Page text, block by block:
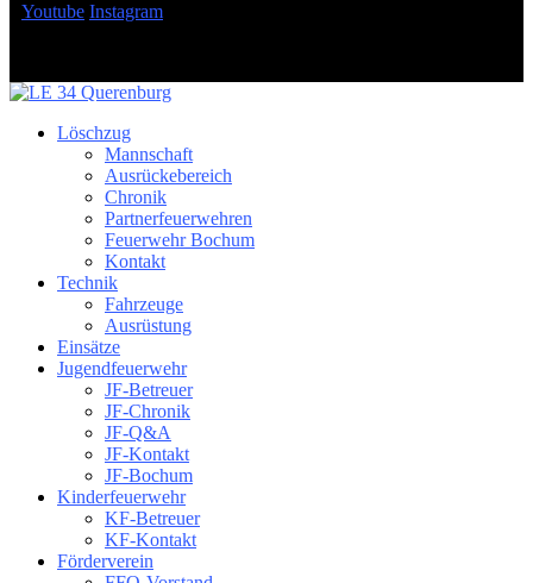
Youtube Instagram
Löschzug
Mannschaft
Ausrückebereich
Chronik
Partnerfeuerwehren
Feuerwehr Bochum
Kontakt
Technik
Fahrzeuge
Ausrüstung
Einsätze
Jugendfeuerwehr
JF-Betreuer
JF-Chronik
JF-Q&A
JF-Kontakt
JF-Bochum
Kinderfeuerwehr
KF-Betreuer
KF-Kontakt
Förderverein